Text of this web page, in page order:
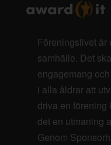
Föreningslivet är
samhälle. Det
engagemang
i alla åldrar att
driva en förening
det en utmaning
Genom